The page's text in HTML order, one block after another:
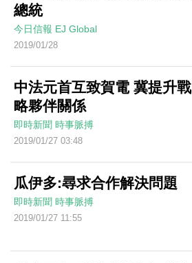
總統
今日信報 EJ Global
2019/01/28
中法元首互致賀電 冀提升戰
略夥伴關係
即時新聞 時事脈搏
2019/01/27 03:48
瓜伊多:尋求合作解決問題
即時新聞 時事脈搏
2019/01/27 11:55